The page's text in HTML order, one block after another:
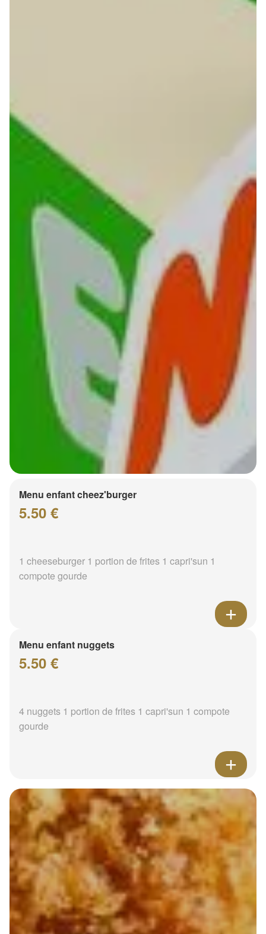
Menu enfant cheez'burger
5.50 €
1 cheeseburger 1 portion de frites 1 capri'sun 1
compote gourde
Menu enfant nuggets
5.50 €
4 nuggets 1 portion de frites 1 capri'sun 1 compote
gourde